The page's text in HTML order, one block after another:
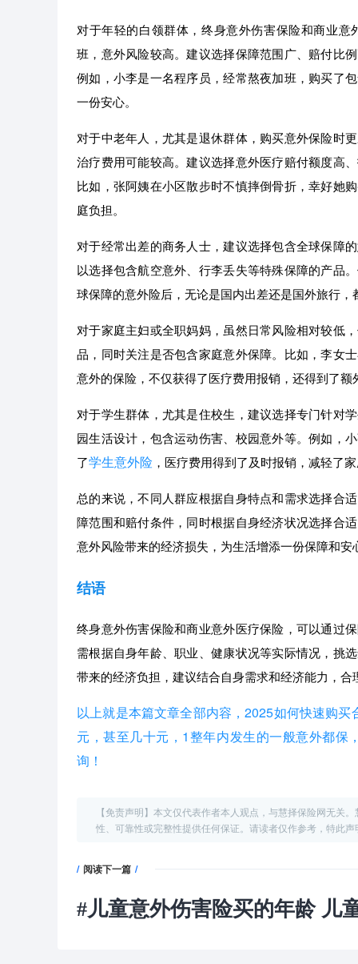
对于年轻的白领群体，终身意外伤害保险和商业
班，意外风险较高。建议选择保障范围广、赔付比
例如，小李是一名程序员，经常熬夜加班，购买了
一份安心。
对于中老年人，尤其是退休群体，购买意外保险时
治疗费用可能较高。建议选择意外医疗赔付额度高
比如，张阿姨在小区散步时不慎摔倒骨折，幸好她
庭负担。
对于经常出差的商务人士，建议选择包含全球保障
以选择包含航空意外、行李丢失等特殊保障的产品
球保障的意外险后，无论是国内出差还是国外旅行，
对于家庭主妇或全职妈妈，虽然日常风险相对较低
品，同时关注是否包含家庭意外保障。比如，李女
意外的保险，不仅获得了医疗费用报销，还得到了额
对于学生群体，尤其是住校生，建议选择专门针对
园生活设计，包含运动伤害、校园意外等。例如，
了学生意外险 ，医疗费用得到了及时报销，减轻了
总的来说，不同人群应根据自身特点和需求选择合
障范围和赔付条件，同时根据自身经济状况选择合
意外风险带来的经济损失，为生活增添一份保障和安
结语
终身意外伤害保险和商业意外医疗保险，可以通过
需根据自身年龄、职业、健康状况等实际情况，挑
带来的经济负担，建议结合自身需求和经济能力，
以上就是本篇文章全部内容，2025如何快速购
元，甚至几十元，1整年内发生的一般意外都保
询！
【免责声明】本文仅代表作者本人观点，与慧择保险网无关
性、可靠性或完整性提供任何保证。请读者仅作参考，特此声
/ 阅读下一篇 /
#儿童意外伤害险买的年龄 儿